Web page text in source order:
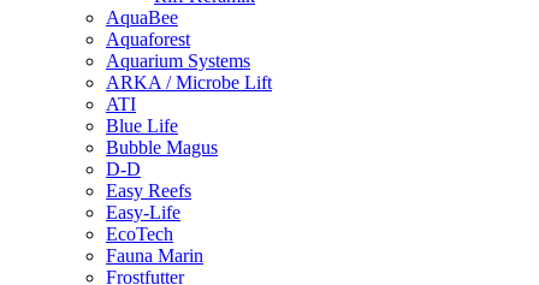
AquaBee
Aquaforest
Aquarium Systems
ARKA / Microbe Lift
ATI
Blue Life
Bubble Magus
D-D
Easy Reefs
Easy-Life
EcoTech
Fauna Marin
Frostfutter